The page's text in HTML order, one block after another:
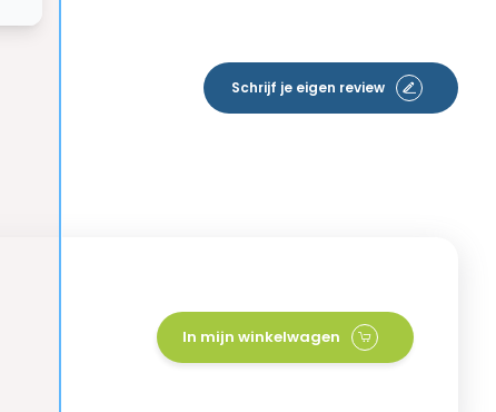
Schrijf je eigen review
In mijn winkelwagen